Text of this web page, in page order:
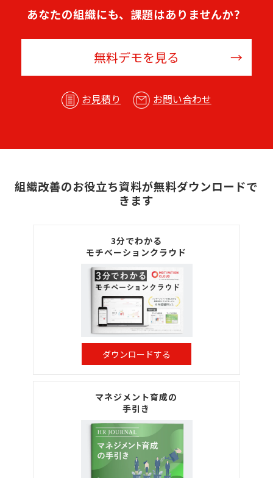
あなたの組織にも、課題はありませんか？
無料デモを見る
お見積り お問い合わせ
組織改善のお役立ち資料が無料ダウンロードで
きます
3分でわかる
モチベーションクラウド
ダウンロードする
マネジメント育成の
手引き